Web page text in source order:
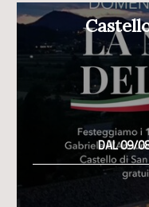
DAL 09/